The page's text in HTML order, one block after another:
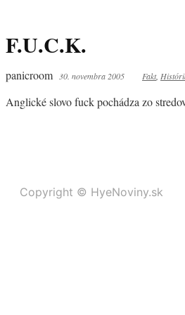
F.U.C.K.
panicroom 30. novembra 2005 Fakt,
Anglické slovo fuck pochádza zo
Copyright © HyeNoviny.sk